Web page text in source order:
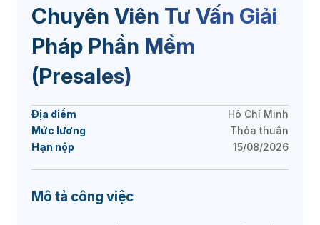
Chuyên Viên Tư Vấn Giải
Pháp Phần Mềm
(Presales)
Địa điểm
Hồ Chí Minh
Mức lương
Thỏa thuận
Hạn nộp
15/08/2026
Mô tả công việc